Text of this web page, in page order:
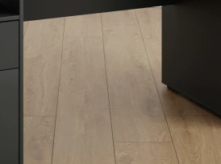
STOLOVÁNÍ A VAŘENÍ
Jídelní servis
Hrnce
Zobrazit vše
Koupelnové sestavy
Jídelní sestavy
Zahradní sestavy